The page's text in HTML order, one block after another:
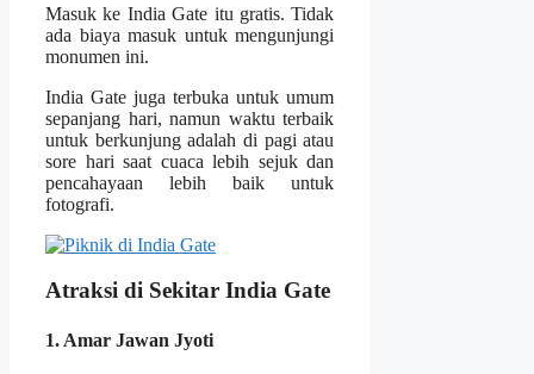
Masuk ke India Gate itu gratis. Tidak
ada biaya masuk untuk mengunjungi
monumen ini.
India Gate juga terbuka untuk umum
sepanjang hari, namun waktu terbaik
untuk berkunjung adalah di pagi atau
sore hari saat cuaca lebih sejuk dan
pencahayaan lebih baik untuk
fotografi.
Atraksi di Sekitar India Gate
1. Amar Jawan Jyoti